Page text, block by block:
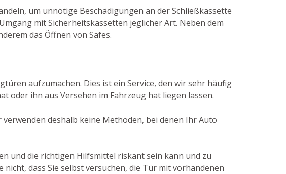
um unnötige Beschädigungen an der Schließkassette
mit Sicherheitskassetten jeglicher Art. Neben dem
das Öffnen von Safes.
aufzumachen. Dies ist ein Service, den wir sehr häufig
oder ihn aus Versehen im Fahrzeug hat liegen lassen.
deshalb keine Methoden, bei denen Ihr Auto
und die richtigen Hilfsmittel riskant sein kann und zu
dass Sie selbst versuchen, die Tür mit vorhandenen